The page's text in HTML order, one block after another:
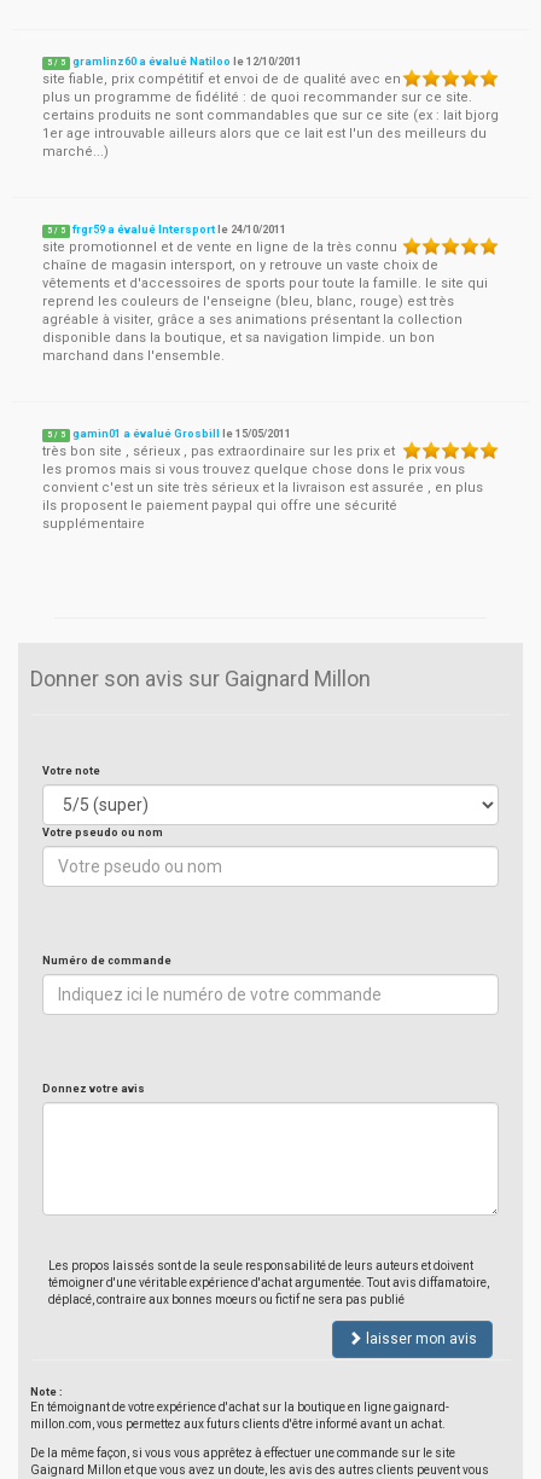
5 / 5 gramlinz60 a évalué Natiloo le12/10/2011
site fiable, prix compétitif et envoi de de qualité avec en
plus un programme de fidélité : de quoi recommander sur ce site.
certains produits ne sont commandables que sur ce site (ex : lait bjorg
1er age introuvable ailleurs alors que ce lait est l'un des meilleurs du
marché...)
5 / 5 frgr59 a évalué Intersport le 24/10/2011
site promotionnel et de vente en ligne de la très connu
chaîne de magasin intersport, on y retrouve un vaste choix de
vêtements et d'accessoires de sports pour toute la famille. le site qui
reprend les couleurs de l'enseigne (bleu, blanc, rouge) est très
agréable à visiter, grâce a ses animations présentant la collection
disponible dans la boutique, et sa navigation limpide. un bon
marchand dans l'ensemble.
5 / 5 gamin01 a évalué Grosbill le15/05/2011
très bon site , sérieux , pas extraordinaire sur les prix et
les promos mais si vous trouvez quelque chose dons le prix vous
convient c'est un site très sérieux et la livraison est assurée , en plus
ils proposent le paiement paypal qui offre une sécurité
supplémentaire
Donner son avis sur Gaignard Millon
Votre note
Votre pseudo ou nom
Numéro de commande
Donnez votre avis
Les propos laissés sont de la seule responsabilité de leurs auteurs et doivent
témoigner d'une véritable expérience d'achat argumentée. Tout avis diffamatoire,
déplacé, contraire aux bonnes moeurs ou fictif ne sera pas publié
laisser mon avis
Note :
En témoignant de votre expérience d'achat sur la boutique en ligne gaignard-
millon.com, vous permettez aux futurs clients d'être informé avant un achat.
De la même façon, si vous vous apprêtez à effectuer une commande sur le site
Gaignard Millon et que vous avez un doute, les avis des autres clients peuvent vous